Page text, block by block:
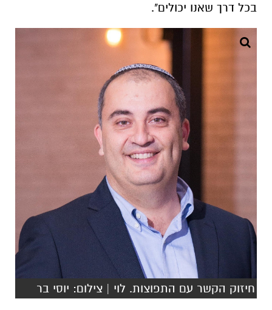
בכל דרך שאנו יכולים".
חיזוק הקשר עם התפוצות. לוי | צילום: יוסי בר